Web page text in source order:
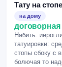
Тату на стопе
на дому
договорная
Набить:
татуировки:
стопы сбоку с
болючая то